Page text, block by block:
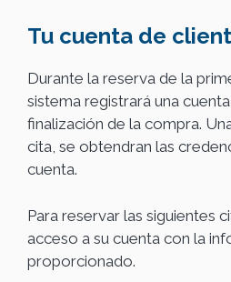
Tu cuenta de
Durante la reserva de la
sistema registrará una
finalización de la compra.
cita, se obtendran las
cuenta.
Para reservar las siguientes
acceso a su cuenta con la
proporcionado.